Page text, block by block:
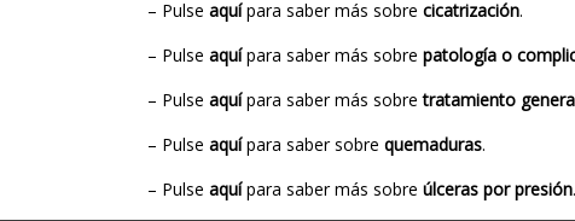
– Pulse aquí para saber más sobre cicatrización.
– Pulse aquípara saber más sobre patología o
– Pulse aquí para saber más sobretratamiento
– Pulse aquípara saber sobre quemaduras.
– Pulse aquípara saber más sobre úlceras por presión.